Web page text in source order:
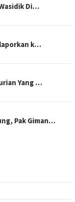
Di…
k…
Yang …
Pak Giman…